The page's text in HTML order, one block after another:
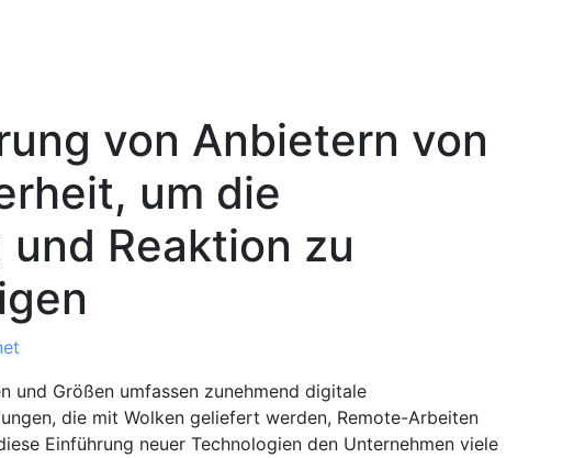
von Anbietern von
um die
und Reaktion zu
und Größen umfassen zunehmend digitale
die mit Wolken geliefert werden, Remote-Arbeiten
Einführung neuer Technologien den Unternehmen viele